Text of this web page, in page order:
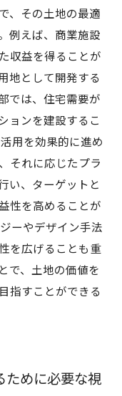
、その土地の最適
例えば、商業施設
収益を得ることが
地として開発する
では、住宅需要が
ョンを建設するこ
用を効果的に進め
それに応じたプラ
い、ターゲットと
性を高めることが
ーやデザイン手法
を広げることも重
で、土地の価値を
指すことができる
ために必要な視